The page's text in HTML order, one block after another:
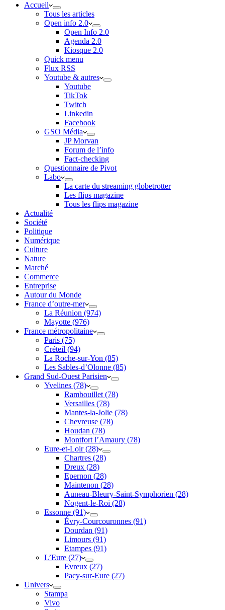
Accueil
Tous les articles
Open info 2.0
Open Info 2.0
Agenda 2.0
Kiosque 2.0
Quick menu
Flux RSS
Youtube & autres
Youtube
TikTok
Twitch
Linkedin
Facebook
GSO Média
JP Morvan
Forum de l’info
Fact-checking
Questionnaire de Pivot
Labo
La carte du streaming globetrotter
Les flips magazine
Tous les flips magazine
Actualité
Société
Politique
Numérique
Culture
Nature
Marché
Commerce
Entreprise
Autour du Monde
France d’outre-mer
La Réunion (974)
Mayotte (976)
France métropolitaine
Paris (75)
Créteil (94)
La Roche-sur-Yon (85)
Les Sables-d’Olonne (85)
Grand Sud-Ouest Parisien
Yvelines (78)
Rambouillet (78)
Versailles (78)
Mantes-la-Jolie (78)
Chevreuse (78)
Houdan (78)
Montfort l’Amaury (78)
Eure-et-Loir (28)
Chartres (28)
Dreux (28)
Epernon (28)
Maintenon (28)
Auneau-Bleury-Saint-Symphorien (28)
Nogent-le-Roi (28)
Essonne (91)
Évry-Courcouronnes (91)
Dourdan (91)
Limours (91)
Etampes (91)
L’Eure (27)
Evreux (27)
Pacy-sur-Eure (27)
Univers
Stampa
Vivo